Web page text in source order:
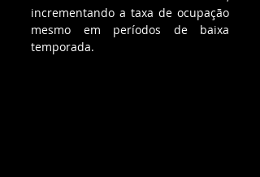
incrementando a taxa de ocupação
mesmo em períodos de baixa
temporada.